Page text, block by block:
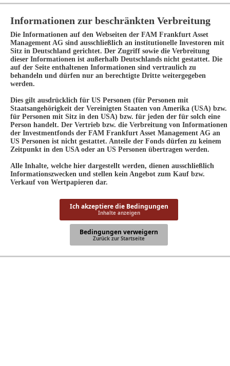
Informationen zur beschränkten Verbreitung
Die Informationen auf den Webseiten der FAM Frankfurt Asset
Management AG sind ausschließlich an institutionelle Investoren mit
Sitz in Deutschland gerichtet. Der Zugriff sowie die Verbreitung
dieser Informationen ist außerhalb Deutschlands nicht gestattet. Die
auf der Seite enthaltenen Informationen sind vertraulich zu
behandeln und dürfen nur an berechtigte Dritte weitergegeben
werden.
Dies gilt ausdrücklich für US Personen (für Personen mit
Staatsangehörigkeit der Vereinigten Staaten von Amerika (USA) bzw.
für Personen mit Sitz in den USA) bzw. für jeden der für solch eine
Person handelt. Der Vertrieb bzw. die Verbreitung von Informationen
der Investmentfonds der FAM Frankfurt Asset Management AG an
US Personen ist nicht gestattet. Anteile der Fonds dürfen zu keinem
Zeitpunkt in den USA oder an US Personen übertragen werden.
Alle Inhalte, welche hier dargestellt werden, dienen ausschließlich
Informationszwecken und stellen kein Angebot zum Kauf bzw.
Verkauf von Wertpapieren dar.
Ich akzeptiere die Bedingungen
Inhalte anzeigen
Bedingungen verweigern
Zurück zur Startseite